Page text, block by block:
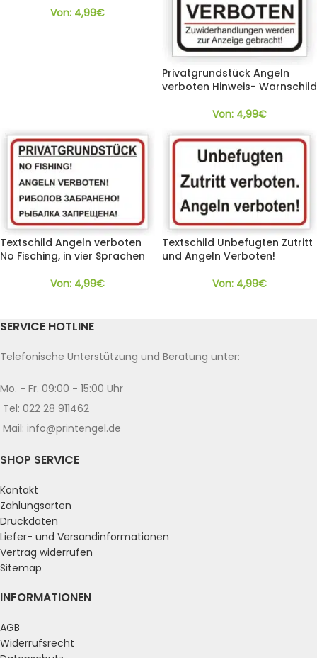
Von: 4,99€
Privatgrundstück Angeln
verboten Hinweis- Warnschild
Von: 4,99€
Textschild Angeln verboten
No Fisching, in vier Sprachen
Von: 4,99€
Textschild Unbefugten Zutritt
und Angeln Verboten!
Von: 4,99€
SERVICE HOTLINE
Telefonische Unterstützung und Beratung unter:
Mo. - Fr. 09:00 - 15:00 Uhr
Tel: 022 28 911462
Mail: info@printengel.de
SHOP SERVICE
Kontakt
Zahlungsarten
Druckdaten
Liefer- und Versandinformationen
Vertrag widerrufen
Sitemap
INFORMATIONEN
AGB
Widerrufsrecht